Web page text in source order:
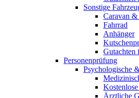
Sonstige
Caravan
Fahrrad
Anhänger
Gutachten
Personenprüfung
Psychologische
Ärztliche